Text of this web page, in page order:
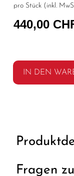
pro Stück (inkl.
440,00
IN DEN
Fragen